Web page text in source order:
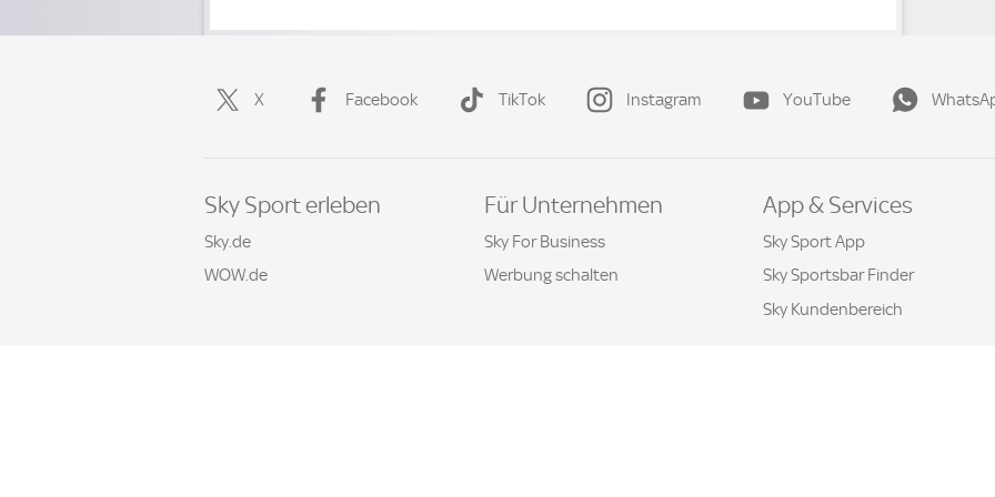
X Facebook TikTok Instagram YouTube
Sky Sport erleben
Sky.de
WOW.de
Für Unternehmen
Sky For Business
Werbung schalten
App & Services
Sky Sport App
Sky Sportsbar Finder
Sky Kundenbereich